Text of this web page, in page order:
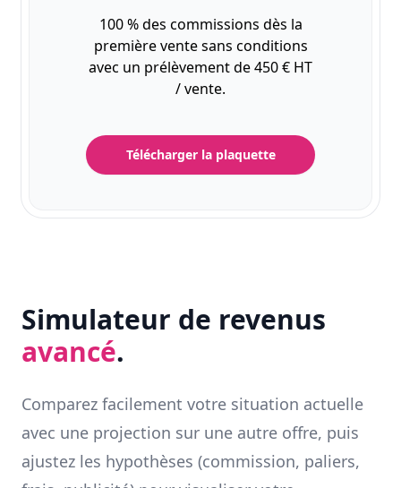
100 % des commissions dès la
première vente sans conditions
avec un prélèvement de 450 € HT
/ vente.
Télécharger la plaquette
Simulateur de revenus
avancé.
Comparez facilement votre situation actuelle
avec une projection sur une autre offre, puis
ajustez les hypothèses (commission, paliers,